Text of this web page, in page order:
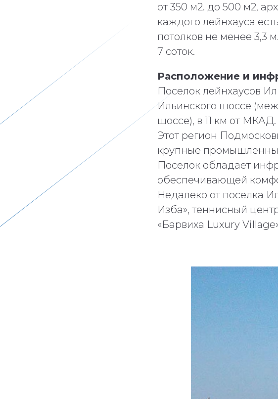
от 350 м2. до 500 м2,
каждого лейнхауса
потолков не менее 3,3
7 соток.
Расположение и
Поселок лейнхаусов
Ильинского шоссе
шоссе), в 11 км от МКАД.
Этот регион
крупные
Поселок обладает
обеспечивающей
Недалеко от поселка
Изба», теннисный
«Барвиха Luxury